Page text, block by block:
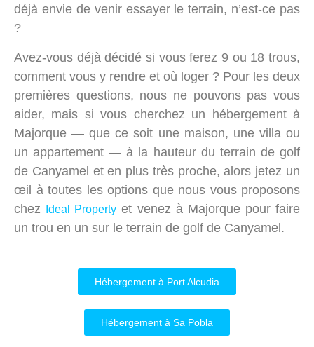
déjà envie de venir essayer le terrain, n’est-ce pas
?
Avez-vous déjà décidé si vous ferez 9 ou 18 trous,
comment vous y rendre et où loger ? Pour les deux
premières questions, nous ne pouvons pas vous
aider, mais si vous cherchez un hébergement à
Majorque — que ce soit une maison, une villa ou
un appartement — à la hauteur du terrain de golf
de Canyamel et en plus très proche, alors jetez un
œil à toutes les options que nous vous proposons
chez
Ideal Property et venez à Majorque pour faire
un trou en un sur le terrain de golf de Canyamel.
Hébergement à Port Alcudia
Hébergement à Sa Pobla